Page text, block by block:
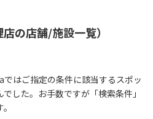
の店舗/施設一覧）
はご指定の条件に該当するスポッ
した。お手数ですが「検索条件」